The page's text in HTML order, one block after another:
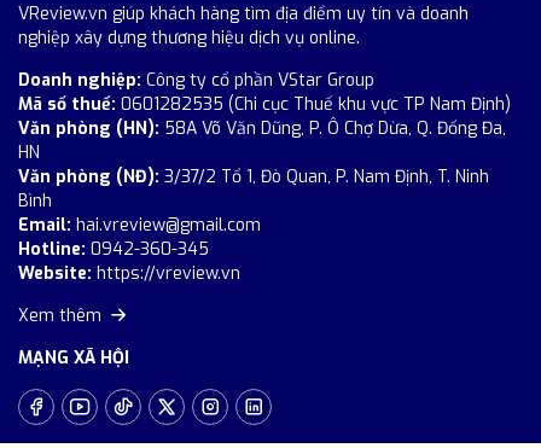
VReview.vn giúp khách hàng tìm địa điểm uy tín và doanh
nghiệp xây dựng thương hiệu dịch vụ online.
Doanh nghiệp: Công ty cổ phần VStar Group
Mã số thuế: 0601282535 (Chi cục Thuế khu vực TP Nam Định)
Văn phòng (HN): 58A Võ Văn Dũng, P. Ô Chợ Dừa, Q. Đống Đa,
HN
Văn phòng (NĐ): 3/37/2 Tổ 1, Đò Quan, P. Nam Định, T. Ninh
Bình
Email: hai.vreview@gmail.com
Hotline: 0942-360-345
Website: https://vreview.vn
Xem thêm
MẠNG XÃ HỘI